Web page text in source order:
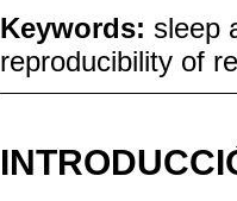
Keywords: sleep
reproducibility of